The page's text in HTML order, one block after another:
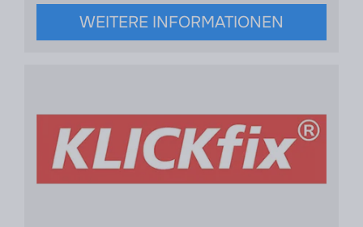
WEITERE INFORMATIONEN